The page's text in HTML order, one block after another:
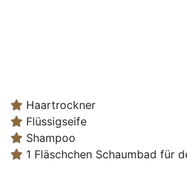
Haartrockner
Flüssigseife
Shampoo
1 Fläschchen Schaumbad für